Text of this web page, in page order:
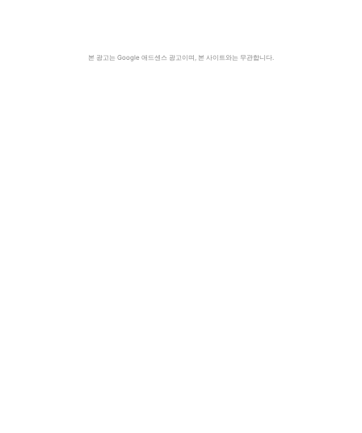
본 광고는 Google 애드센스 광고이며, 본 사이트와는 무관합니다.